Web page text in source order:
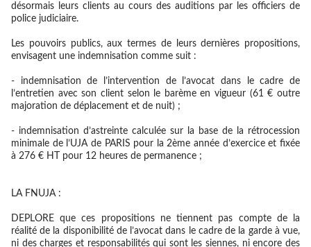
désormais leurs clients au cours des auditions par les officiers de
police judiciaire.
Les pouvoirs publics, aux termes de leurs dernières propositions,
envisagent une indemnisation comme suit :
- indemnisation de l’intervention de l’avocat dans le cadre de
l’entretien avec son client selon le barème en vigueur (61 € outre
majoration de déplacement et de nuit) ;
- indemnisation d’astreinte calculée sur la base de la rétrocession
minimale de l’UJA de PARIS pour la 2ème année d’exercice et fixée
à 276 € HT pour 12 heures de permanence ;
LA FNUJA :
DEPLORE que ces propositions ne tiennent pas compte de la
réalité de la disponibilité de l’avocat dans le cadre de la garde à vue,
ni des charges et responsabilités qui sont les siennes, ni encore des